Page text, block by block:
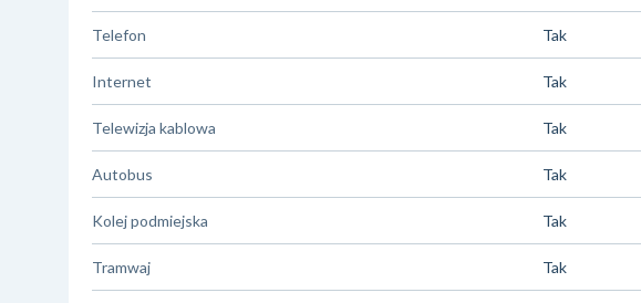
Telefon Tak
Internet Tak
Telewizja kablowa Tak
Autobus Tak
Kolej podmiejska Tak
Tramwaj Tak